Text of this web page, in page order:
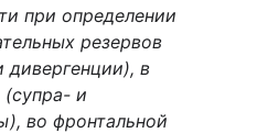
при определении
резервов
дивергенции), в
(супра- и
во фронтальной